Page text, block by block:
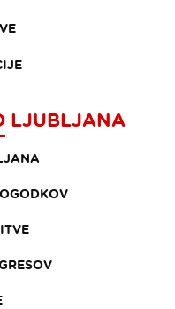
LJUBLJANA